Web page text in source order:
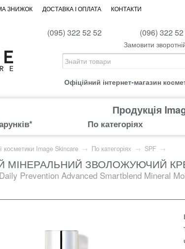
ЗНИЖОК ДОСТАВКА І ОПЛАТА КОНТАКТИ
Офіційний інтернет-магазин
(095) 322 52 52 (096) 322
Замовити
Продукція
По категоріях
косметики Image Skincare → По категоріях → SPF →
МІНЕРАЛЬНИЙ ЗВОЛОЖУЮЧИЙ
Prevention Advanced Smartblend Mineral